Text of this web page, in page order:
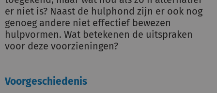
er niet is? Naast de hulphond zijn er ook nog
genoeg andere niet effectief bewezen
hulpvormen. Wat betekenen de uitspraken
voor deze voorzieningen?
Voorgeschiedenis